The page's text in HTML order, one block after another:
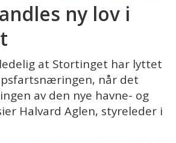
ny lov i
at Stortinget har lyttet
når det
av den nye havne- og
Halvard Aglen, styreleder i